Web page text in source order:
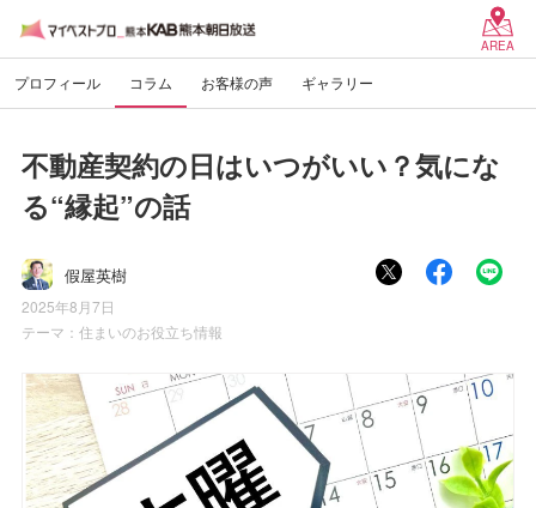
AREA
プロフィール コラム お客様の声 ギャラリー
不動産契約の日はいつがいい？気にな
る“縁起”の話
假屋英樹
2025年8月7日
テーマ： 住まいのお役立ち情報